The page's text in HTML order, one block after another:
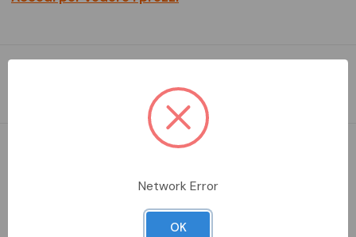
Aggiungi alla comparazione
Network Error
OK